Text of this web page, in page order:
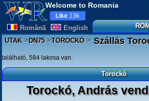
Welcome to Romania
Românã English
Like 13k
UTAK>DN75>TOROCKÓ>Szállás
található, 584 lakosa van.
Torockó
Torockó, András